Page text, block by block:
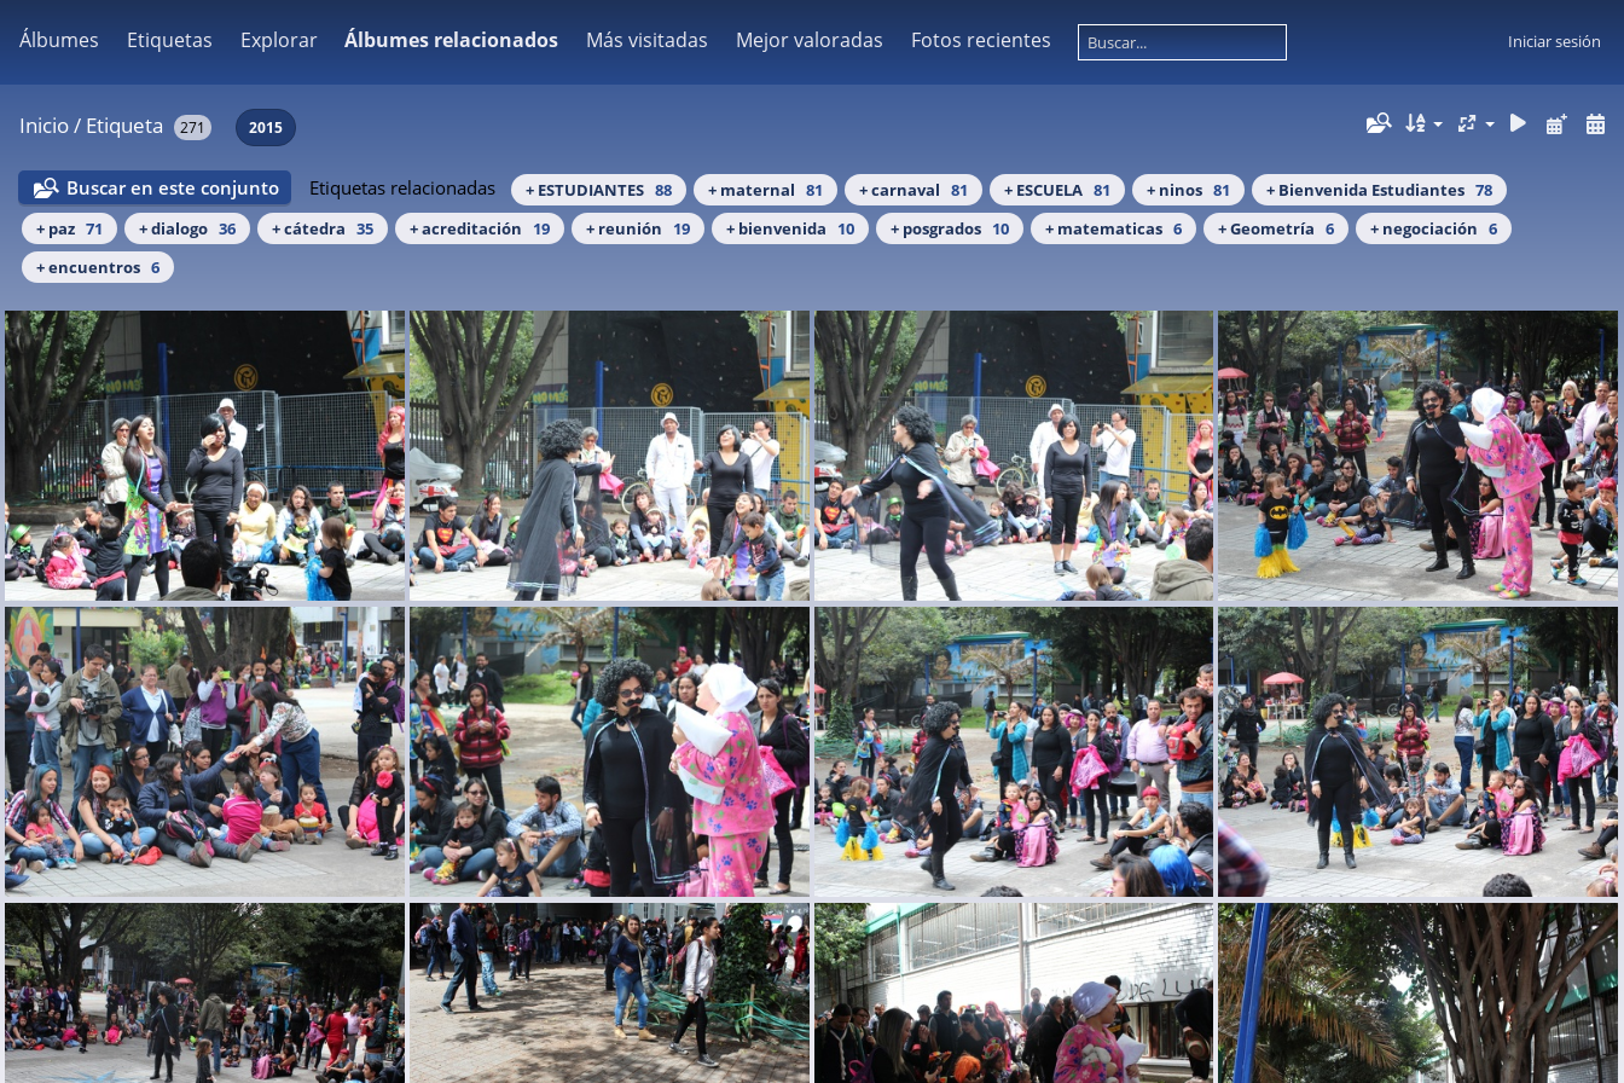
Álbumes Etiquetas Explorar Álbumes relacionados Más visitadas Mejor valoradas Fotos recientes Iniciar sesión
Inicio/ Etiqueta 271 2015
Buscar en este conjunto Etiquetas relacionadas + ESTUDIANTES 88 + maternal 81 + carnaval 81 + ESCUELA 81 + ninos 81 + Bienvenida Estudiantes 78
+ paz 71 + dialogo 36 + cátedra 35 + acreditación 19 + reunión 19 + bienvenida 10 + posgrados 10 + matematicas 6 + Geometría 6 + negociación 6
+ encuentros 6
carnaval maternal85 carnaval maternal84 carnaval maternal83 carnaval maternal82
carnaval maternal80 carnaval maternal81 carnaval maternal79 carnaval maternal78